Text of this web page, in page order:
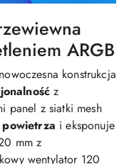
ARGB
konstrukcja
z
panel z siatki mesh
powietrza i eksponuje
mm z
wentylator 120